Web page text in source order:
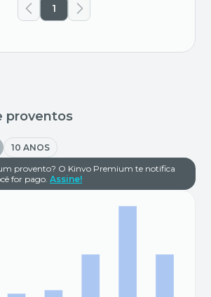
1
proventos
10 ANOS
provento? O Kinvo Premium te notifica
for pago. Assine!